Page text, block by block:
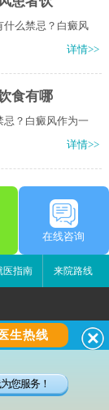
什么禁忌？白癜风
详情>>
食有哪
忌？白癜风作为一
详情>>
在线咨询
医指南 来院路线
医生热线
您服务！